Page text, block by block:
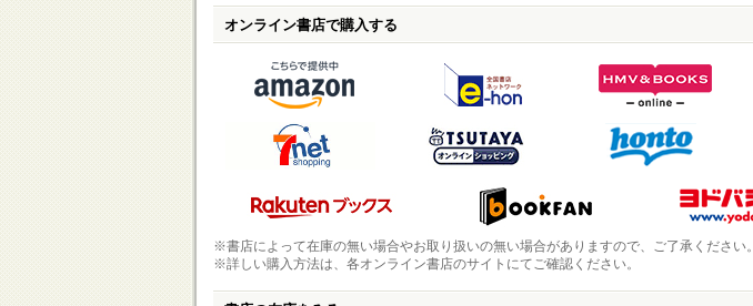
オンライン書店で購入する
※書店によって在庫の無い場合やお取り扱いの無い場合がありますので、ご了承ください。
※詳しい購入方法は、各オンライン書店のサイトにてご確認ください。